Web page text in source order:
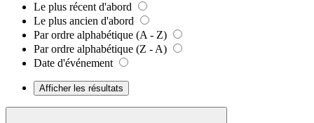
Le plus récent d'abord
Le plus ancien d'abord
Par ordre alphabétique (A - Z)
Par ordre alphabétique (Z - A)
Date d'événement
Afficher les résultats